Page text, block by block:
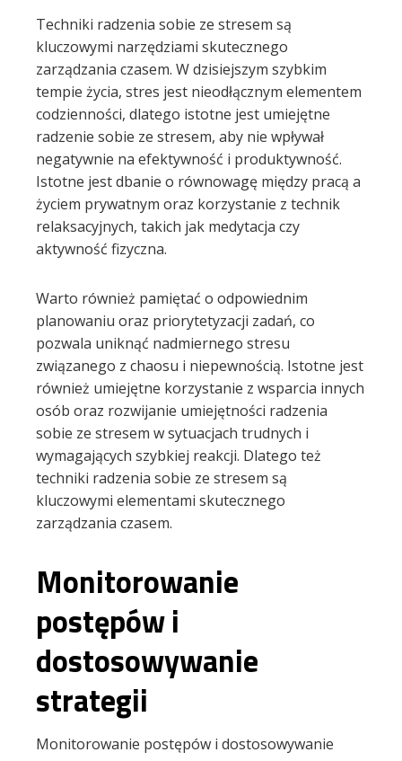
Techniki radzenia sobie ze stresem są
kluczowymi narzędziami skutecznego
zarządzania czasem. W dzisiejszym szybkim
tempie życia, stres jest nieodłącznym elementem
codzienności, dlatego istotne jest umiejętne
radzenie sobie ze stresem, aby nie wpływał
negatywnie na efektywność i produktywność.
Istotne jest dbanie o równowagę między pracą a
życiem prywatnym oraz korzystanie z technik
relaksacyjnych, takich jak medytacja czy
aktywność fizyczna.
Warto również pamiętać o odpowiednim
planowaniu oraz priorytetyzacji zadań, co
pozwala uniknąć nadmiernego stresu
związanego z chaosu i niepewnością. Istotne jest
również umiejętne korzystanie z wsparcia innych
osób oraz rozwijanie umiejętności radzenia
sobie ze stresem w sytuacjach trudnych i
wymagających szybkiej reakcji. Dlatego też
techniki radzenia sobie ze stresem są
kluczowymi elementami skutecznego
zarządzania czasem.
Monitorowanie
postępów i
dostosowywanie
strategii
Monitorowanie postępów i dostosowywanie